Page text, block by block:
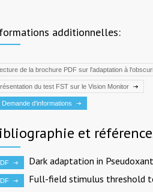
additionnelles:
de la brochure PDF sur l'adaptation à
du test FST sur le Vision Monitor
Demande d'informations
et
Dark adaptation in
Full-field stimulus threshold